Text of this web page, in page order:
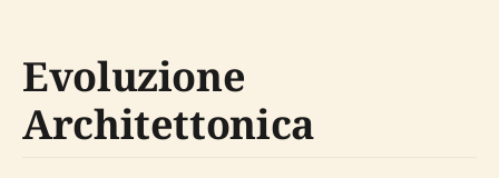
Evoluzione
Architettonica